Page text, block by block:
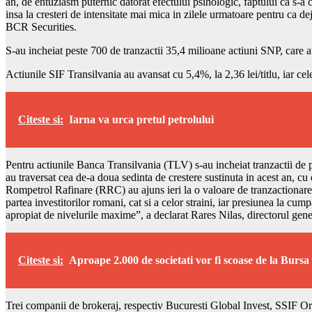
insa la cresteri de intensitate mai mica in zilele urmatoare pentru ca
BCR Securities.
S-au incheiat peste 700 de tranzactii 35,4 milioane actiuni SNP,
Actiunile SIF Transilvania au avansat cu 5,4%, la 2,36 lei/titlu, iar
Citeste si: Iarna va urca pretul petrolului
Pentru actiunile Banca Transilvania (TLV) s-au incheiat tranzactii
au traversat cea de-a doua sedinta de crestere sustinuta in acest
Rompetrol Rafinare (RRC) au ajuns ieri la o valoare de
partea investitorilor romani, cat si a celor straini, iar presiunea la
apropiat de nivelurile maxime”, a declarat Rares Nilas, directorul
Citeste si: Aproape 2.000 de societati vor fi scoase de la Bursa
Trei companii de brokeraj, respectiv Bucuresti Global Invest, SSIF